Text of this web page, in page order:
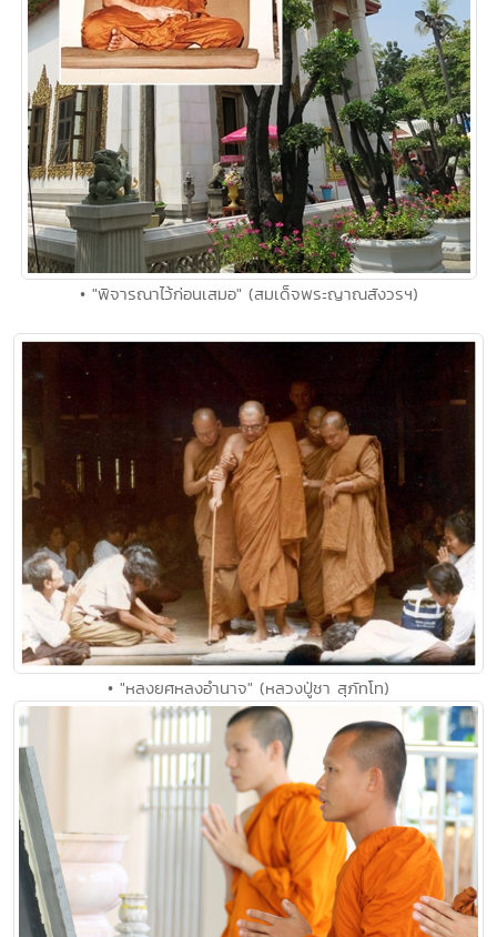
• "พิจารณาไว้ก่อนเสมอ" (สมเด็จพระญาณสังวรฯ)
• "หลงยศหลงอำนาจ" (หลวงปู่ชา สุภัทโท)